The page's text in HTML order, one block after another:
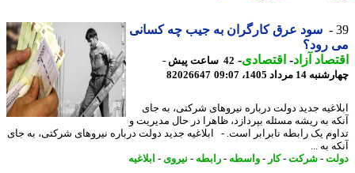
سود عرق کارگران به جیب چه کسانی
رود؟
آزاد - اقتصادی-
42 ساعت پیش -
مرداد 1405، 09:07
82026647
جدید دولت درباره نیروهای شرکتی، به جای
به ریشه مسئله بپردازد، ظاهرا در حال مدیریت و
یک رابطه نابرابر است. - ابلاغیه جدید دولت درباره نیروهای شرکتی، به جای
به ...
-شرکت-کار -واسطه-رابطه -نیروی-ابلاغیه